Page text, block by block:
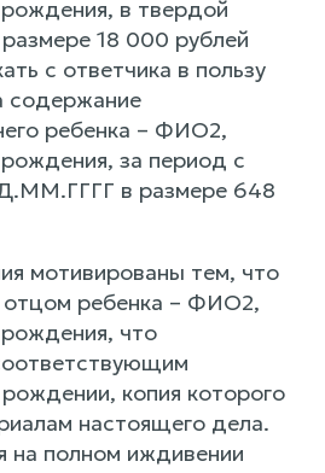
в твердой
18 000 рублей
с ответчика в пользу
содержание
ребенка – ФИО2,
за период с
в размере 648
мотивированы тем, что
отцом ребенка – ФИО2,
что
копия которого
настоящего дела.
на полном иждивении